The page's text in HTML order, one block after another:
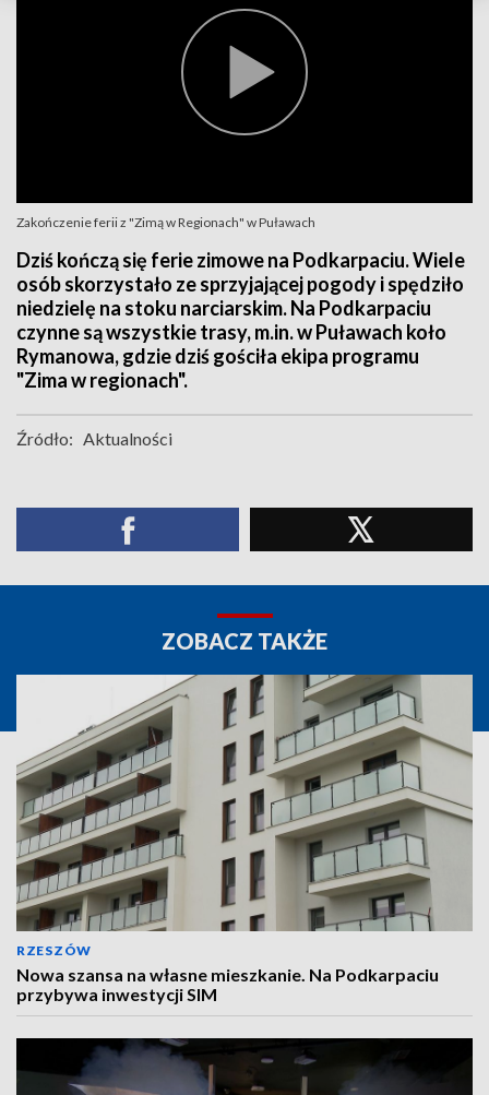
Zakończenie ferii z "Zimą w Regionach" w Puławach
Dziś kończą się ferie zimowe na Podkarpaciu. Wiele
osób skorzystało ze sprzyjającej pogody i spędziło
niedzielę na stoku narciarskim. Na Podkarpaciu
czynne są wszystkie trasy, m.in. w Puławach koło
Rymanowa, gdzie dziś gościła ekipa programu
"Zima w regionach".
Źródło: Aktualności
ZOBACZ TAKŻE
RZESZÓW
Nowa szansa na własne mieszkanie. Na Podkarpaciu
przybywa inwestycji SIM